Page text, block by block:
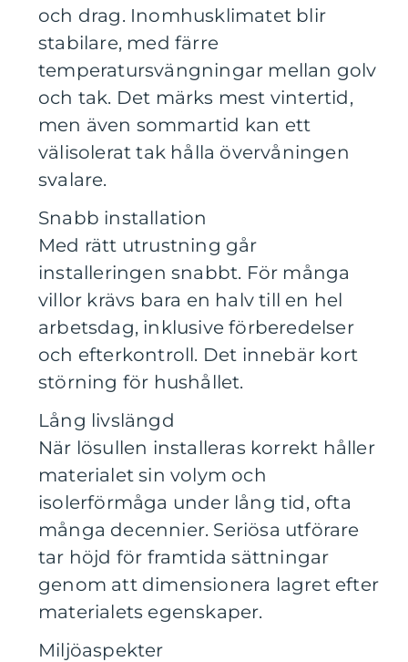
och drag. Inomhusklimatet blir
stabilare, med färre
temperatursvängningar mellan golv
och tak. Det märks mest vintertid,
men även sommartid kan ett
välisolerat tak hålla övervåningen
svalare.
Snabb installation
Med rätt utrustning går
installeringen snabbt. För många
villor krävs bara en halv till en hel
arbetsdag, inklusive förberedelser
och efterkontroll. Det innebär kort
störning för hushållet.
Lång livslängd
När lösullen installeras korrekt håller
materialet sin volym och
isolerförmåga under lång tid, ofta
många decennier. Seriösa utförare
tar höjd för framtida sättningar
genom att dimensionera lagret efter
materialets egenskaper.
Miljöaspekter